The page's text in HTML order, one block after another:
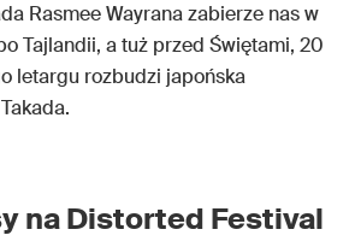
Rasmee Wayrana zabierze nas w
Tajlandii, a tuż przed Świętami, 20
letargu rozbudzi japońska
na Distorted Festival